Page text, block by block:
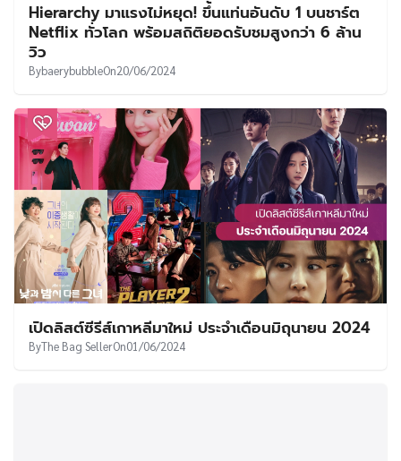
Hierarchy มาแรงไม่หยุด! ขึ้นแท่นอันดับ 1 บนชาร์ต
Netflix ทั่วโลก พร้อมสถิติยอดรับชมสูงกว่า 6 ล้าน
วิว
BybaerybubbleOn20/06/2024
เปิดลิสต์ซีรีส์เกาหลีมาใหม่ ประจำเดือนมิถุนายน 2024
ByThe Bag SellerOn01/06/2024